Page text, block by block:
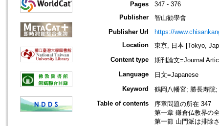
Pages
347 - 376
Publisher
智山勧學會
Publisher Url
https://
Location
東京, 日本 [Tokyo,
Content type
期刊論文=Journal
Language
日文=Japanese
Keyword
鶴岡八幡宮; 勝長寿院
Table of contents
序章問題の所在 347
第一章 鎌倉仏教界の
第一節 山門派は排除